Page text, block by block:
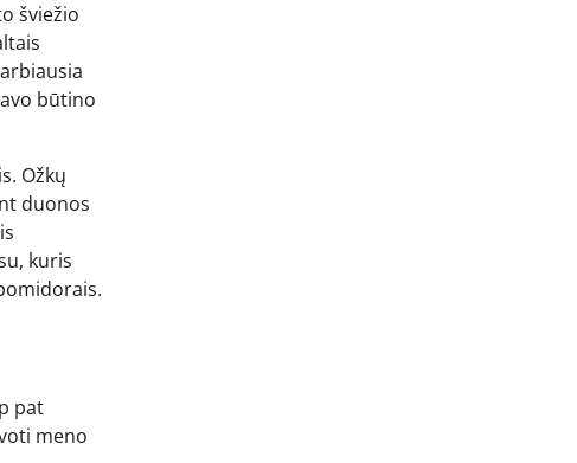
šviežio
būtino
Ožkų
duonos
kuris
pat
meno